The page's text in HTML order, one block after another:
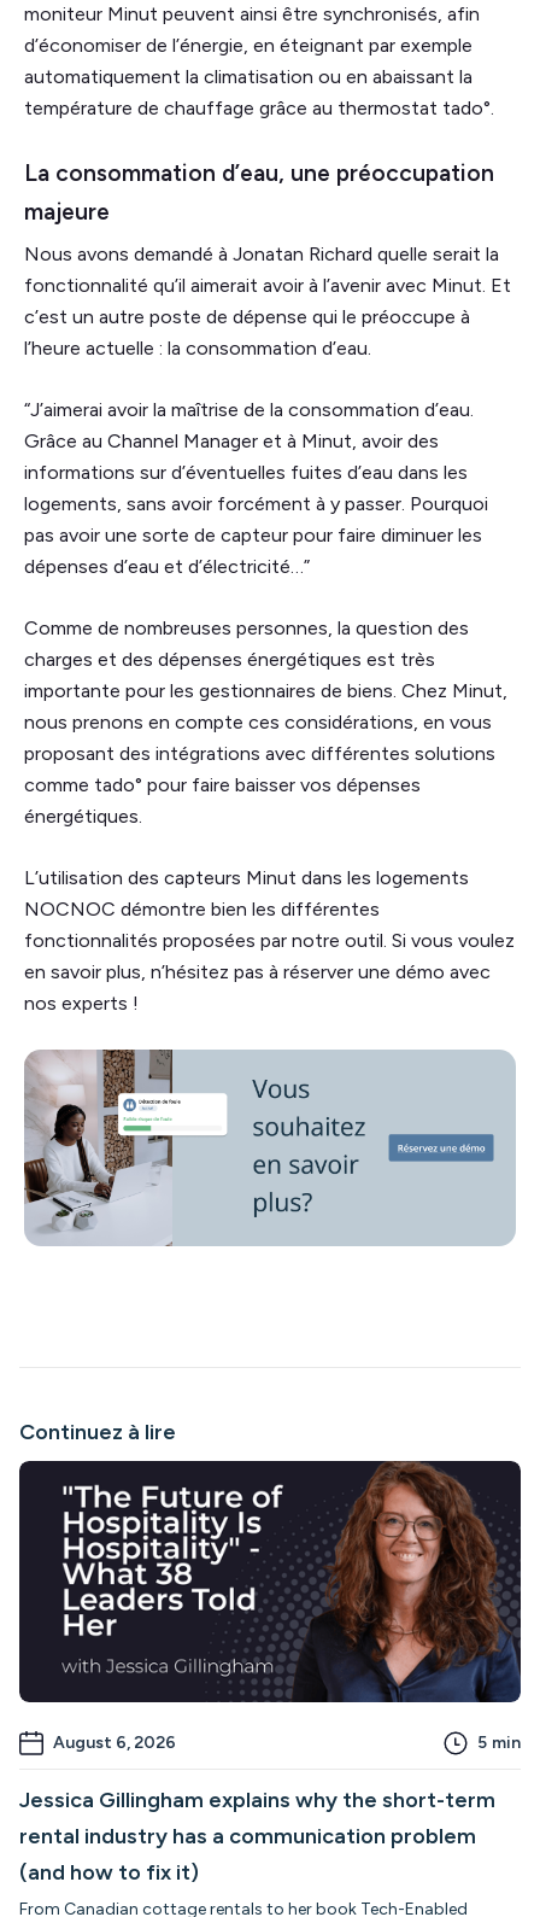
moniteur Minut peuvent ainsi être synchronisés, afin
d’économiser de l’énergie, en éteignant par exemple
automatiquement la climatisation ou en abaissant la
température de chauffage grâce au thermostat tado°.
La consommation d’eau, une préoccupation
majeure
Nous avons demandé à Jonatan Richard quelle serait la
fonctionnalité qu’il aimerait avoir à l’avenir avec Minut. Et
c’est un autre poste de dépense qui le préoccupe à
l’heure actuelle : la consommation d’eau.
“J’aimerai avoir la maîtrise de la consommation d’eau.
Grâce au Channel Manager et à Minut, avoir des
informations sur d’éventuelles fuites d’eau dans les
logements, sans avoir forcément à y passer. Pourquoi
pas avoir une sorte de capteur pour faire diminuer les
dépenses d’eau et d’électricité…”
Comme de nombreuses personnes, la question des
charges et des dépenses énergétiques est très
importante pour les gestionnaires de biens. Chez Minut,
nous prenons en compte ces considérations, en vous
proposant des intégrations avec différentes solutions
comme tado° pour faire baisser vos dépenses
énergétiques.
L’utilisation des capteurs Minut dans les logements
NOCNOC démontre bien les différentes
fonctionnalités proposées par notre outil. Si vous voulez
en savoir plus, n’hésitez pas à réserver une démo avec
nos experts !
Continuez à lire
August 6, 2026 5 min
Jessica Gillingham explains why the short-term
rental industry has a communication problem
(and how to fix it)
From Canadian cottage rentals to her book Tech-Enabled